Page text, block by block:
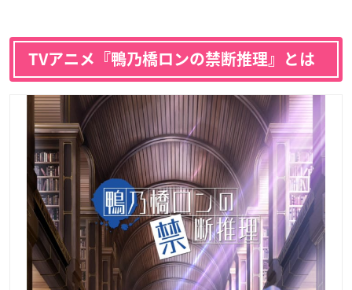
TVアニメ『鴨乃橋ロンの禁断推理』とは